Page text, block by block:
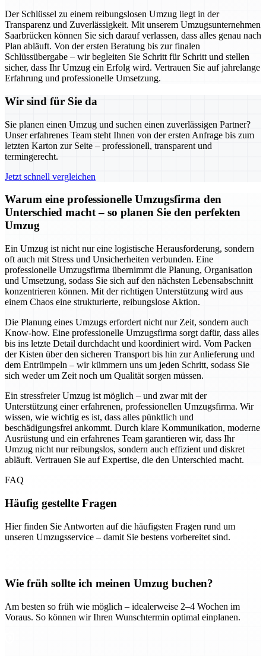
Der Schlüssel zu einem reibungslosen Umzug liegt in der
Transparenz und Zuverlässigkeit. Mit unserem Umzugsunternehmen
Saarbrücken können Sie sich darauf verlassen, dass alles genau nach
Plan abläuft. Von der ersten Beratung bis zur finalen
Schlüssübergabe – wir begleiten Sie Schritt für Schritt und stellen
sicher, dass Ihr Umzug ein Erfolg wird. Vertrauen Sie auf jahrelange
Erfahrung und professionelle Umsetzung.
Wir sind für Sie da
Sie planen einen Umzug und suchen einen zuverlässigen Partner?
Unser erfahrenes Team steht Ihnen von der ersten Anfrage bis zum
letzten Karton zur Seite – professionell, transparent und
termingerecht.
Jetzt schnell vergleichen
Warum eine professionelle Umzugsfirma den
Unterschied macht – so planen Sie den perfekten
Umzug
Ein Umzug ist nicht nur eine logistische Herausforderung, sondern
oft auch mit Stress und Unsicherheiten verbunden. Eine
professionelle Umzugsfirma übernimmt die Planung, Organisation
und Umsetzung, sodass Sie sich auf den nächsten Lebensabschnitt
konzentrieren können. Mit der richtigen Unterstützung wird aus
einem Chaos eine strukturierte, reibungslose Aktion.
Die Planung eines Umzugs erfordert nicht nur Zeit, sondern auch
Know-how. Eine professionelle Umzugsfirma sorgt dafür, dass alles
bis ins letzte Detail durchdacht und koordiniert wird. Vom Packen
der Kisten über den sicheren Transport bis hin zur Anlieferung und
dem Entrümpeln – wir kümmern uns um jeden Schritt, sodass Sie
sich weder um Zeit noch um Qualität sorgen müssen.
Ein stressfreier Umzug ist möglich – und zwar mit der
Unterstützung einer erfahrenen, professionellen Umzugsfirma. Wir
wissen, wie wichtig es ist, dass alles pünktlich und
beschädigungsfrei ankommt. Durch klare Kommunikation, moderne
Ausrüstung und ein erfahrenes Team garantieren wir, dass Ihr
Umzug nicht nur reibungslos, sondern auch effizient und diskret
abläuft. Vertrauen Sie auf Expertise, die den Unterschied macht.
FAQ
Häufig gestellte Fragen
Hier finden Sie Antworten auf die häufigsten Fragen rund um
unseren Umzugsservice – damit Sie bestens vorbereitet sind.
Wie früh sollte ich meinen Umzug buchen?
Am besten so früh wie möglich – idealerweise 2–4 Wochen im
Voraus. So können wir Ihren Wunschtermin optimal einplanen.